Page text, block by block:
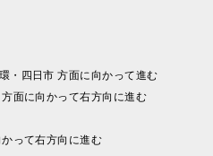
・四日市 方面に向かって進む
面に向かって右方向に進む
って右方向に進む